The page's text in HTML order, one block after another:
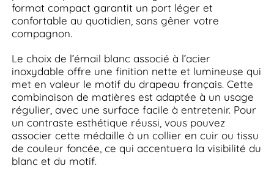
format compact garantit un port léger et
confortable au quotidien, sans gêner votre
compagnon.
Le choix de l’émail blanc associé à l’acier
inoxydable offre une finition nette et lumineuse qui
met en valeur le motif du drapeau français. Cette
combinaison de matières est adaptée à un usage
régulier, avec une surface facile à entretenir. Pour
un contraste esthétique réussi, vous pouvez
associer cette médaille à un collier en cuir ou tissu
de couleur foncée, ce qui accentuera la visibilité du
blanc et du motif.